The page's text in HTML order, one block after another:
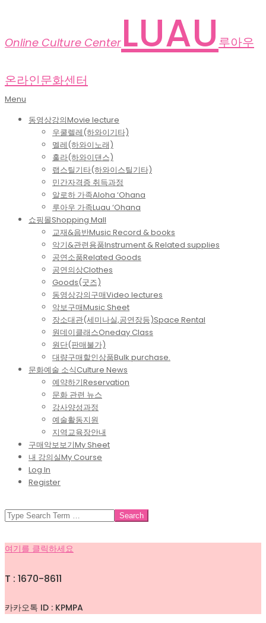
Online Culture Center LUAU 루아우
온라인문화센터
Primary
Menu
Menu
동영상강의Movie lecture
우쿨렐레(하와이기타)
멜레(하와이노래)
훌라(하와이댄스)
랩스틸기타(하와이스틸기타)
민간자격증 취득과정
알로하 가족Aloha ‘Ohana
루아우 가족Luau ‘Ohana
쇼핑몰Shopping Mall
교재&음반Music Record & books
악기&관련용품Instrument & Related supplies
공연소품Related Goods
공연의상Clothes
Goods(굿즈)
동영상강의구매Video lectures
악보구매Music Sheet
장소대관(세미나실,공연장등)Space Rental
원데이클래스Oneday Class
원단(판매불가)
대량구매할인상품Bulk purchase.
문화예술 소식Culture News
예약하기Reservation
문화 관련 뉴스
강사양성과정
예술활동지원
지역교육장안내
구매악보보기My Sheet
내 강의실My Course
Log In
Register
SEARCH
여기를 클릭하세요
T : 1670-8611
카카오톡 ID : KPMPA